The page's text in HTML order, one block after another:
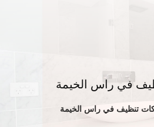
في راس الخيمة
تنظيف في راس الخيمة